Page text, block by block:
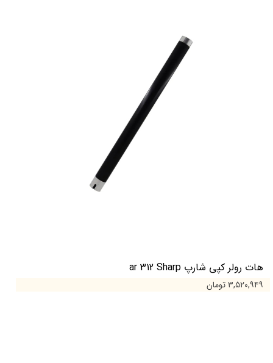
هات رولر کپی شارپ ar 312 Sharp
۳,۵۲۰,۹۴۹ تومان